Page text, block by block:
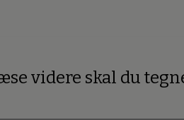
videre skal du